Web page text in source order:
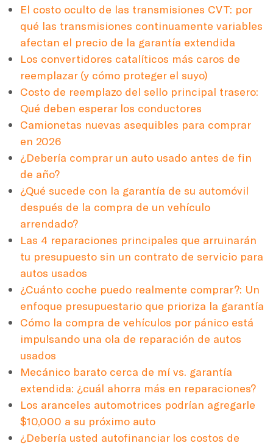
El costo oculto de las transmisiones CVT: por
qué las transmisiones continuamente variables
afectan el precio de la garantía extendida
Los convertidores catalíticos más caros de
reemplazar (y cómo proteger el suyo)
Costo de reemplazo del sello principal trasero:
Qué deben esperar los conductores
Camionetas nuevas asequibles para comprar
en 2026
¿Debería comprar un auto usado antes de fin
de año?
¿Qué sucede con la garantía de su automóvil
después de la compra de un vehículo
arrendado?
Las 4 reparaciones principales que arruinarán
tu presupuesto sin un contrato de servicio para
autos usados
¿Cuánto coche puedo realmente comprar?: Un
enfoque presupuestario que prioriza la garantía
Cómo la compra de vehículos por pánico está
impulsando una ola de reparación de autos
usados
Mecánico barato cerca de mí vs. garantía
extendida: ¿cuál ahorra más en reparaciones?
Los aranceles automotrices podrían agregarle
$10,000 a su próximo auto
¿Debería usted autofinanciar los costos de